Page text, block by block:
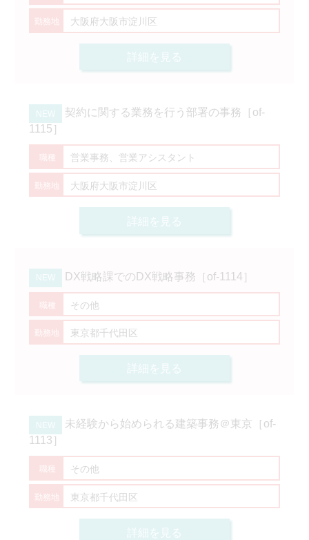
大阪府大阪市淀川区
詳細を見る
契約に関する業務を行う部署の事務［of-
1115］
営業事務、営業アシスタント
大阪府大阪市淀川区
詳細を見る
DX戦略課でのDX戦略事務［of-1114］
その他
東京都千代田区
詳細を見る
未経験から始められる建築事務＠東京［of-
1113］
その他
東京都千代田区
詳細を見る